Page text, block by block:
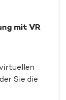
mit VR
Sie die